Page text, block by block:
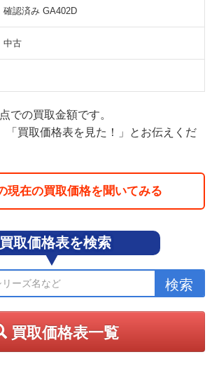
確認済み GA402D
中古
での買取金額です。
「買取価格表を見た！」とお伝えくだ
現在の買取価格を聞いてみる
買取価格表を検索
買取価格表一覧